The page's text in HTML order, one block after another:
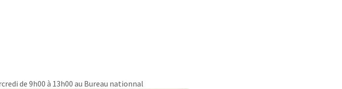
de 9h00 à 13h00 au Bureau nationnal